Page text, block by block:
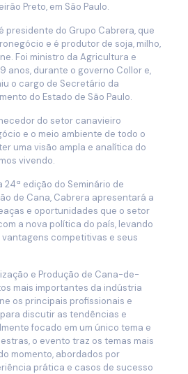
Preto, em São Paulo.
presidente do Grupo Cabrera, que
e é produtor de soja, milho,
Foi ministro da Agricultura e
anos, durante o governo Collor e,
o cargo de Secretário da
do Estado de São Paulo.
do setor canavieiro
e o meio ambiente de todo o
uma visão ampla e analítica do
vivendo.
24ª edição do Seminário de
de Cana, Cabrera apresentará a
e oportunidades que o setor
a nova política do país, levando
competitivas e seus
e Produção de Cana-de-
mais importantes da indústria
os principais profissionais e
discutir as tendências e
focado em um único tema e
o evento traz os temas mais
momento, abordados por
prática e casos de sucesso